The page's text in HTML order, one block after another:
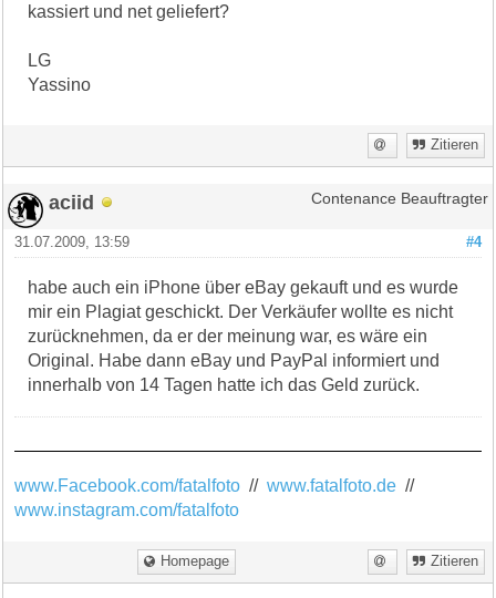
kassiert und net geliefert?
LG
Yassino
Zitieren
aciid Contenance Beauftragter
#4
31.07.2009, 13:59
habe auch ein iPhone über eBay gekauft und es wurde
mir ein Plagiat geschickt. Der Verkäufer wollte es nicht
zurücknehmen, da er der meinung war, es wäre ein
Original. Habe dann eBay und PayPal informiert und
innerhalb von 14 Tagen hatte ich das Geld zurück.
www.Facebook.com/fatalfoto //www.fatalfoto.de //
www.instagram.com/fatalfoto
Homepage Zitieren